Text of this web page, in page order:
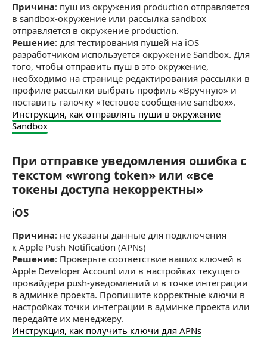
Причина: пуш из окружения production отправляется
в sandbox-окружение или рассылка sandbox
отправляется в окружение production.
Решение: для тестирования пушей на iOS
разработчиком используется окружение Sandbox. Для
того, чтобы отправить пуш в это окружение,
необходимо на странице редактирования рассылки в
профиле рассылки выбрать профиль «Вручную» и
поставить галочку «Тестовое сообщение sandbox».
Инструкция, как отправлять пуши в окружение
Sandbox
При отправке уведомления ошибка с
При отправке уведомления ошибка с
текстом «wrong token» или «все
токены доступа некорректны»
iOS
iOS
Причина: не указаны данные для подключения
к Apple Push Notification (APNs)
Решение: Проверьте соответствие ваших ключей в
Apple Developer Account или в настройках текущего
провайдера push-уведомлений и в точке интеграции
в админке проекта. Пропишите корректные ключи в
настройках точки интеграции в админке проекта или
передайте их менеджеру.
Инструкция, как получить ключи для APNs